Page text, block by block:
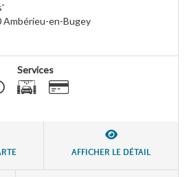
Ambérieu-en-Bugey
Services
AFFICHER LE DÉTAIL